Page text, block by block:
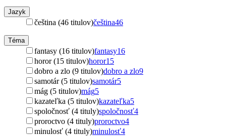
Jazyk
čeština (46 titulov)čeština46
Téma
fantasy (16 titulov)fantasy16
horor (15 titulov)horor15
dobro a zlo (9 titulov)dobro a zlo9
samotár (5 titulov)samotár5
mág (5 titulov)mág5
kazateľka (5 titulov)kazateľka5
spoločnosť (4 tituly)spoločnosť4
proroctvo (4 tituly)proroctvo4
minulosť (4 tituly)minulosť4